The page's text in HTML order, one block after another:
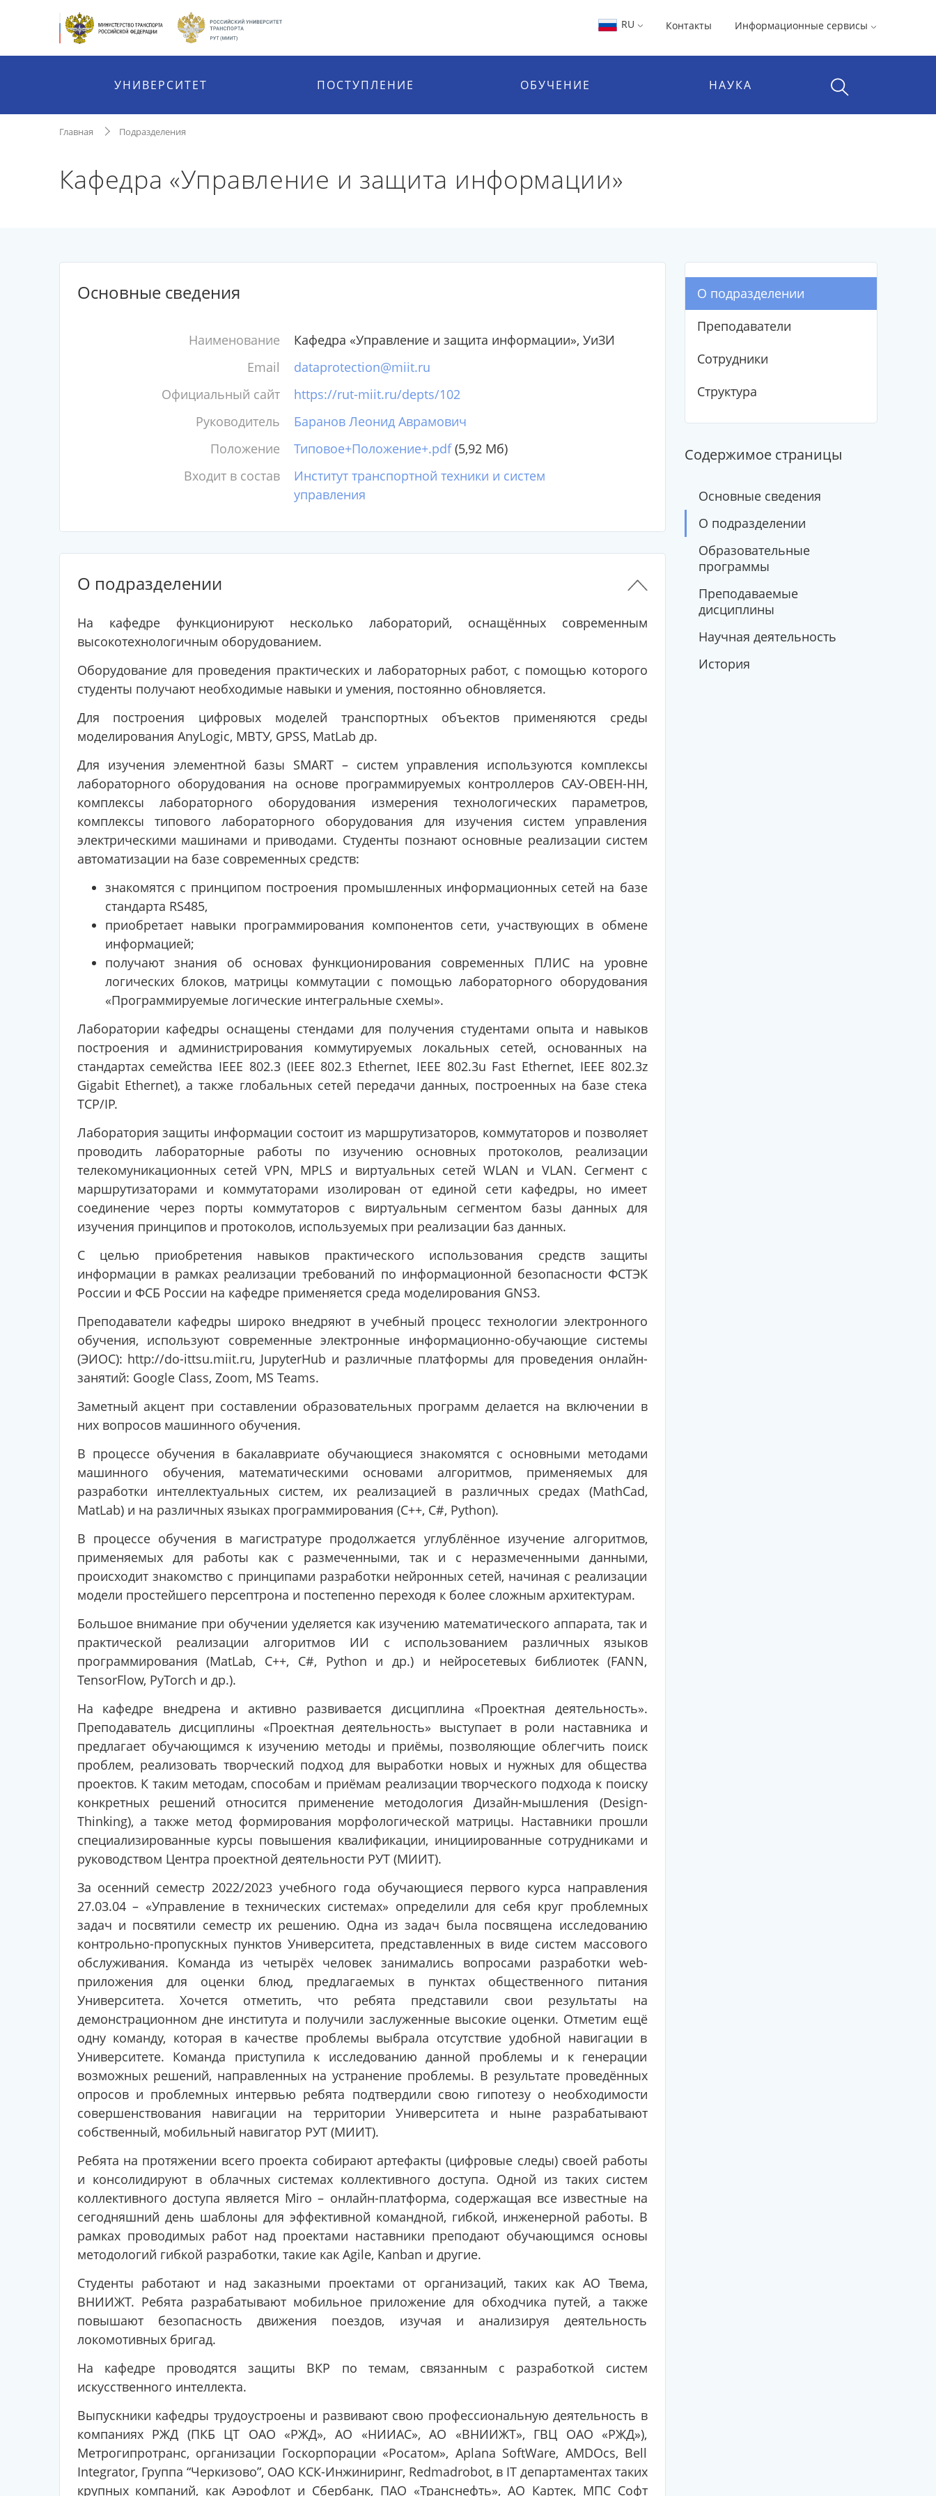
RU Контакты Информационные сервисы
УНИВЕРСИТЕТ ПОСТУПЛЕНИЕ ОБУЧЕНИЕ НАУКА
Главная Подразделения
Кафедра «Управление и защита информации»
Основные сведения
Наименование
Кафедра «Управление и защита информации», УиЗИ
Email
dataprotection@miit.ru
Официальный сайт
https://rut-miit.ru/depts/102
Руководитель
Баранов Леонид Аврамович
Положение
Типовое+Положение+.pdf(5,92 Мб)
Входит в состав
Институт транспортной техники и систем
управления
О подразделении
На кафедре функционируют несколько лабораторий, оснащённых современным
высокотехнологичным оборудованием.
Оборудование для проведения практических и лабораторных работ, с помощью которого
студенты получают необходимые навыки и умения, постоянно обновляется.
Для построения цифровых моделей транспортных объектов применяются среды
моделирования AnyLogic, МВТУ, GPSS, MatLab др.
Для изучения элементной базы SMART – систем управления используются комплексы
лабораторного оборудования на основе программируемых контроллеров САУ-ОВЕН-НН,
комплексы лабораторного оборудования измерения технологических параметров,
комплексы типового лабораторного оборудования для изучения систем управления
электрическими машинами и приводами. Студенты познают основные реализации систем
автоматизации на базе современных средств:
знакомятся с принципом построения промышленных информационных сетей на базе
стандарта RS485,
приобретает навыки программирования компонентов сети, участвующих в обмене
информацией;
получают знания об основах функционирования современных ПЛИС на уровне
логических блоков, матрицы коммутации с помощью лабораторного оборудования
«Программируемые логические интегральные схемы».
Лаборатории кафедры оснащены стендами для получения студентами опыта и навыков
построения и администрирования коммутируемых локальных сетей, основанных на
стандартах семейства IEEE 802.3 (IEEE 802.3 Ethernet, IEEE 802.3u Fast Ethernet, IEEE 802.3z
Gigabit Ethernet), а также глобальных сетей передачи данных, построенных на базе стека
TCP/IP.
Лаборатория защиты информации состоит из маршрутизаторов, коммутаторов и позволяет
проводить лабораторные работы по изучению основных протоколов, реализации
телекомуникационных сетей VPN, MPLS и виртуальных сетей WLAN и VLAN. Сегмент с
маршрутизаторами и коммутаторами изолирован от единой сети кафедры, но имеет
соединение через порты коммутаторов с виртуальным сегментом базы данных для
изучения принципов и протоколов, используемых при реализации баз данных.
C целью приобретения навыков практического использования средств защиты
информации в рамках реализации требований по информационной безопасности ФСТЭК
России и ФСБ России на кафедре применяется среда моделирования GNS3.
Преподаватели кафедры широко внедряют в учебный процесс технологии электронного
обучения, используют современные электронные информационно-обучающие системы
(ЭИОС): http://do-ittsu.miit.ru, JupyterHub и различные платформы для проведения онлайн-
занятий: Google Class, Zoom, MS Teams.
Заметный акцент при составлении образовательных программ делается на включении в
них вопросов машинного обучения.
В процессе обучения в бакалавриате обучающиеся знакомятся с основными методами
машинного обучения, математическими основами алгоритмов, применяемых для
разработки интеллектуальных систем, их реализацией в различных средах (MathCad,
MatLab) и на различных языках программирования (С++, С#, Python).
В процессе обучения в магистратуре продолжается углублённое изучение алгоритмов,
применяемых для работы как с размеченными, так и с неразмеченными данными,
происходит знакомство с принципами разработки нейронных сетей, начиная с реализации
модели простейшего персептрона и постепенно переходя к более сложным архитектурам.
Большое внимание при обучении уделяется как изучению математического аппарата, так и
практической реализации алгоритмов ИИ с использованием различных языков
программирования (MatLab, С++, C#, Python и др.) и нейросетевых библиотек (FANN,
TensоrFlow, PyTorch и др.).
На кафедре внедрена и активно развивается дисциплина «Проектная деятельность».
Преподаватель дисциплины «Проектная деятельность» выступает в роли наставника и
предлагает обучающимся к изучению методы и приёмы, позволяющие облегчить поиск
проблем, реализовать творческий подход для выработки новых и нужных для общества
проектов. К таким методам, способам и приёмам реализации творческого подхода к поиску
конкретных решений относится применение методология Дизайн-мышления (Design-
Thinking), а также метод формирования морфологической матрицы. Наставники прошли
специализированные курсы повышения квалификации, инициированные сотрудниками и
руководством Центра проектной деятельности РУТ (МИИТ).
За осенний семестр 2022/2023 учебного года обучающиеся первого курса направления
27.03.04 – «Управление в технических системах» определили для себя круг проблемных
задач и посвятили семестр их решению. Одна из задач была посвящена исследованию
контрольно-пропускных пунктов Университета, представленных в виде систем массового
обслуживания. Команда из четырёх человек занимались вопросами разработки web-
приложения для оценки блюд, предлагаемых в пунктах общественного питания
Университета. Хочется отметить, что ребята представили свои результаты на
демонстрационном дне института и получили заслуженные высокие оценки. Отметим ещё
одну команду, которая в качестве проблемы выбрала отсутствие удобной навигации в
Университете. Команда приступила к исследованию данной проблемы и к генерации
возможных решений, направленных на устранение проблемы. В результате проведённых
опросов и проблемных интервью ребята подтвердили свою гипотезу о необходимости
совершенствования навигации на территории Университета и ныне разрабатывают
собственный, мобильный навигатор РУТ (МИИТ).
Ребята на протяжении всего проекта собирают артефакты (цифровые следы) своей работы
и консолидируют в облачных системах коллективного доступа. Одной из таких систем
коллективного доступа является Miro – онлайн-платформа, содержащая все известные на
сегодняшний день шаблоны для эффективной командной, гибкой, инженерной работы. В
рамках проводимых работ над проектами наставники преподают обучающимся основы
методологий гибкой разработки, такие как Agile, Kanban и другие.
Студенты работают и над заказными проектами от организаций, таких как АО Твема,
ВНИИЖТ. Ребята разрабатывают мобильное приложение для обходчика путей, а также
повышают безопасность движения поездов, изучая и анализируя деятельность
локомотивных бригад.
На кафедре проводятся защиты ВКР по темам, связанным с разработкой систем
искусственного интеллекта.
Выпускники кафедры трудоустроены и развивают свою профессиональную деятельность в
компаниях РЖД (ПКБ ЦТ ОАО «РЖД», АО «НИИАС», АО «ВНИИЖТ», ГВЦ ОАО «РЖД»),
Метрогипротранс, организации Госкорпорации «Росатом», Aplana SoftWare, AMDOcs, Bell
Integrator, Группа “Черкизово”, ОАО КСК-Инжиниринг, Redmadrobot, в IT департаментах таких
крупных компаний, как Аэрофлот и Сбербанк, ПАО «Транснефть», АО Картек, МПС Софт
О подразделении
Преподаватели
Сотрудники
Структура
Содержимое страницы
Основные сведения
О подразделении
Образовательные
программы
Преподаваемые
дисциплины
Научная деятельность
История